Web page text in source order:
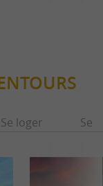
Se loger Se